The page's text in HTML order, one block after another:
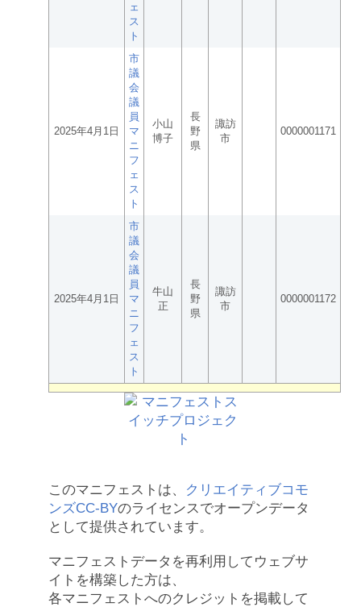
ェ
ス
ト
2025年4月1日
市
議
会
議
員
マ
ニ
フ
ェ
ス
ト
小山
博子
長
野
県
諏訪
市
0000001171
2025年4月1日
市
議
会
議
員
マ
ニ
フ
ェ
ス
ト
牛山
正
長
野
県
諏訪
市
0000001172
このマニフェストは、
クリエイティブコモ
ンズCC-BYのライセンスでオープンデータ
として提供されています。
マニフェストデータを再利用してウェブサ
イトを構築した方は、
各マニフェストへのクレジットを掲載して